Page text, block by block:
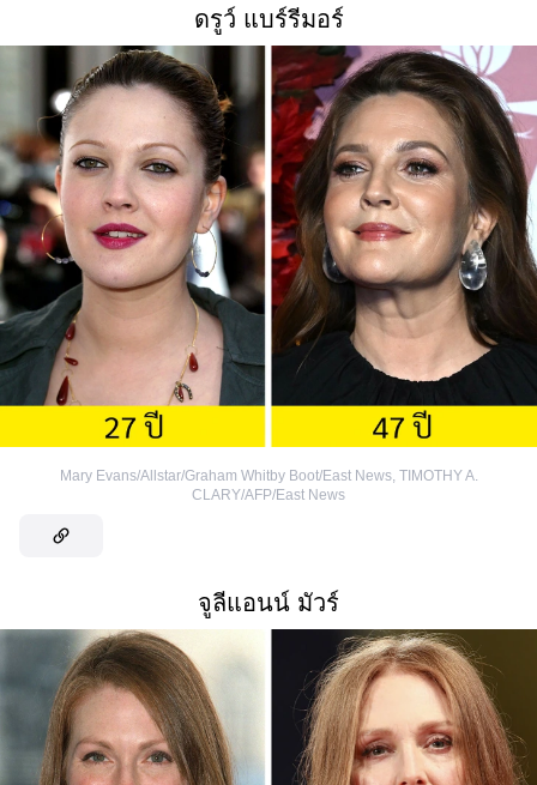
ดรูว์ แบร์รีมอร์
Mary Evans/Allstar/Graham Whitby Boot/East News, TIMOTHY A.
CLARY/AFP/East News
จูลีแอนน์ มัวร์